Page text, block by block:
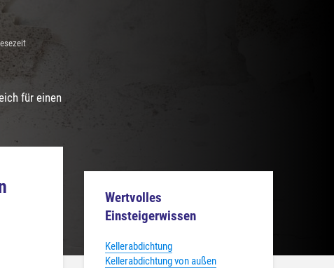
für einen
Wertvolles
Einsteigerwissen
Kellerabdichtung
Kellerabdichtung von außen